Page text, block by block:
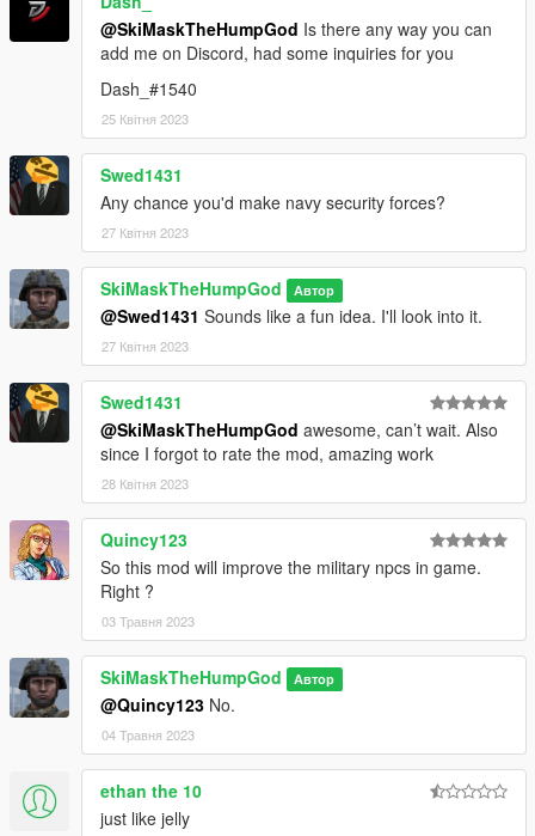
@SkiMaskTheHumpGod Is there any way you can
add me on Discord, had some inquiries for you
Dash_#1540
25 Квітня 2023
Swed1431
Any chance you'd make navy security forces?
27 Квітня 2023
SkiMaskTheHumpGod Автор
@Swed1431 Sounds like a fun idea. I'll look into it.
27 Квітня 2023
Swed1431
@SkiMaskTheHumpGod awesome, can’t wait. Also
since I forgot to rate the mod, amazing work
28 Квітня 2023
Quincy123
So this mod will improve the military npcs in game.
Right ?
03 Травня 2023
SkiMaskTheHumpGod Автор
@Quincy123 No.
04 Травня 2023
ethan the 10
just like jelly